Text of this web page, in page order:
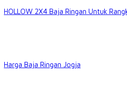
HOLLOW 2X4 Baja Ringan Untuk
Harga Baja Ringan Jogja